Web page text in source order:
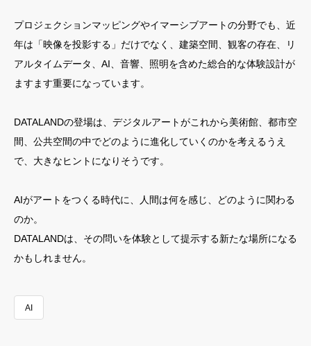
プロジェクションマッピングやイマーシブアートの分野でも、近
年は「映像を投影する」だけでなく、建築空間、観客の存在、リ
アルタイムデータ、AI、音響、照明を含めた総合的な体験設計が
ますます重要になっています。
DATALANDの登場は、デジタルアートがこれから美術館、都市空
間、公共空間の中でどのように進化していくのかを考えるうえ
で、大きなヒントになりそうです。
AIがアートをつくる時代に、人間は何を感じ、どのように関わる
のか。
DATALANDは、その問いを体験として提示する新たな場所になる
かもしれません。
AI